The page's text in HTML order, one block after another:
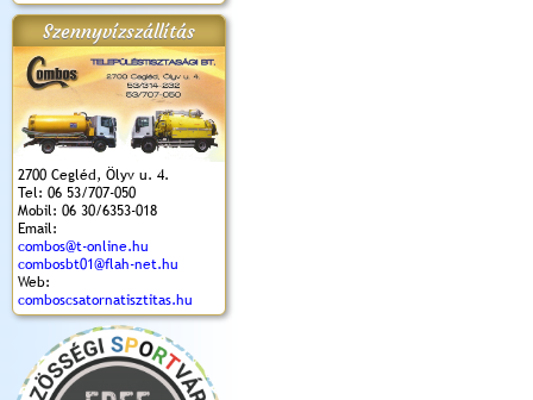
Szennyvízszállítás
2700 Cegléd, Ölyv u. 4.
Tel: 06 53/707-050
Mobil: 06 30/6353-018
Email:
combos@t-online.hu
combosbt01@flah-net.hu
Web:
comboscsatornatisztitas.hu
(2017. 08. 20.)